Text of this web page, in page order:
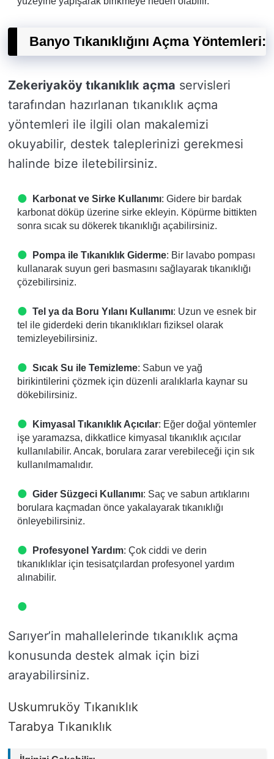
Banyo Tıkanıklığını Açma Yöntemleri:
Zekeriyaköy tıkanıklık açma servisleri
tarafından hazırlanan tıkanıklık açma
yöntemleri ile ilgili olan makalemizi
okuyabilir, destek taleplerinizi gerekmesi
halinde bize iletebilirsiniz.
Karbonat ve Sirke Kullanımı: Gidere bir bardak
karbonat döküp üzerine sirke ekleyin. Köpürme bittikten
sonra sıcak su dökerek tıkanıklığı açabilirsiniz.
Pompa ile Tıkanıklık Giderme: Bir lavabo pompası
kullanarak suyun geri basmasını sağlayarak tıkanıklığı
çözebilirsiniz.
Tel ya da Boru Yılanı Kullanımı: Uzun ve esnek bir
tel ile giderdeki derin tıkanıklıkları fiziksel olarak
temizleyebilirsiniz.
Sıcak Su ile Temizleme: Sabun ve yağ
birikintilerini çözmek için düzenli aralıklarla kaynar su
dökebilirsiniz.
Kimyasal Tıkanıklık Açıcılar: Eğer doğal yöntemler
işe yaramazsa, dikkatlice kimyasal tıkanıklık açıcılar
kullanılabilir. Ancak, borulara zarar verebileceği için sık
kullanılmamalıdır.
Gider Süzgeci Kullanımı: Saç ve sabun artıklarını
borulara kaçmadan önce yakalayarak tıkanıklığı
önleyebilirsiniz.
Profesyonel Yardım: Çok ciddi ve derin
tıkanıklıklar için tesisatçılardan profesyonel yardım
alınabilir.
Sarıyer’in mahallelerinde tıkanıklık açma
konusunda destek almak için bizi
arayabilirsiniz.
Uskumruköy Tıkanıklık
Tarabya Tıkanıklık